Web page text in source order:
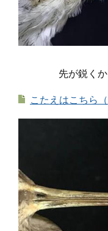
先が鋭く
こたえはこちら